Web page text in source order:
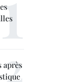
après